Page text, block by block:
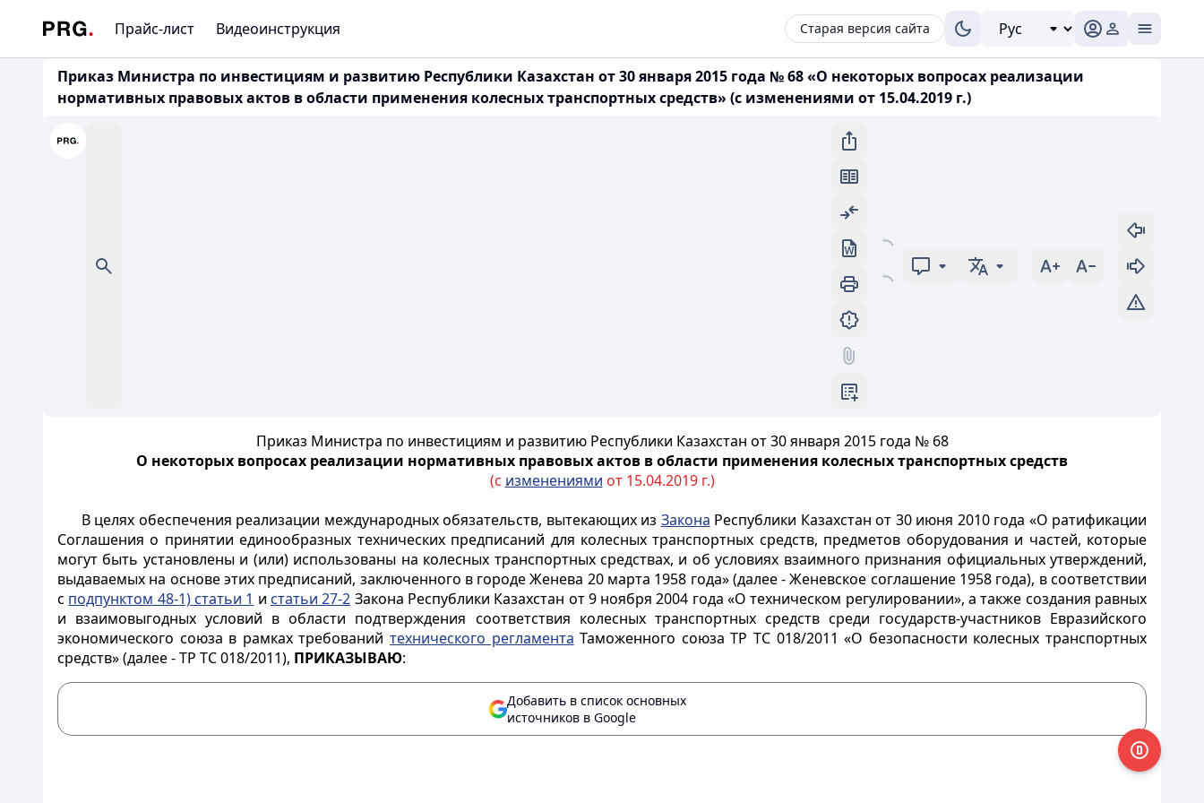
Прайс-лист Видеоинструкция Старая версия сайта
Приказ Министра по инвестициям и развитию Республики Казахстан от 30 января 2015 года № 68 «О некоторых вопросах реализации
нормативных правовых актов в области применения колесных транспортных средств» (с изменениями от 15.04.2019 г.)
Приказ Министра по инвестициям и развитию Республики Казахстан от 30 января 2015 года № 68
О некоторых вопросах реализации нормативных правовых актов в области применения колесных транспортных средств
(с изменениями от 15.04.2019 г.)
В целях обеспечения реализации международных обязательств, вытекающих из Закона Республики Казахстан от 30 июня 2010 года «О ратификации
Соглашения о принятии единообразных технических предписаний для колесных транспортных средств, предметов оборудования и частей, которые
могут быть установлены и (или) использованы на колесных транспортных средствах, и об условиях взаимного признания официальных утверждений,
выдаваемых на основе этих предписаний, заключенного в городе Женева 20 марта 1958 года» (далее - Женевское соглашение 1958 года), в соответствии
с подпунктом 48-1) статьи 1 и статьи 27-2 Закона Республики Казахстан от 9 ноября 2004 года «О техническом регулировании», а также создания равных
и взаимовыгодных условий в области подтверждения соответствия колесных транспортных средств среди государств-участников Евразийского
экономического союза в рамках требований технического регламента Таможенного союза ТР ТС 018/2011 «О безопасности колесных транспортных
средств» (далее - ТР ТС 018/2011), ПРИКАЗЫВАЮ:
Добавить в список основных
источников в Google